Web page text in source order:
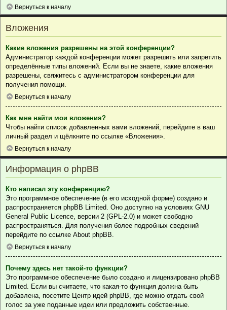
Вернуться к началу
Вложения
Какие вложения разрешены на этой конференции?
Администратор каждой конференции может разрешить или запретить
определённые типы вложений. Если вы не знаете, какие вложения
разрешены, свяжитесь с администратором конференции для
получения помощи.
Вернуться к началу
Как мне найти мои вложения?
Чтобы найти список добавленных вами вложений, перейдите в ваш
личный раздел и щёлкните по ссылке «Вложения».
Вернуться к началу
Информация о phpBB
Кто написал эту конференцию?
Это программное обеспечение (в его исходной форме) создано и
распространяется phpBB Limited. Оно доступно на условиях GNU
General Public Licence, версии 2 (GPL-2.0) и может свободно
распространяться. Для получения более подробных сведений
перейдите по ссылке About phpBB.
Вернуться к началу
Почему здесь нет такой-то функции?
Это программное обеспечение было создано и лицензировано phpBB
Limited. Если вы считаете, что какая-то функция должна быть
добавлена, посетите Центр идей phpBB, где можно отдать свой
голос за уже поданные идеи или предложить собственные.